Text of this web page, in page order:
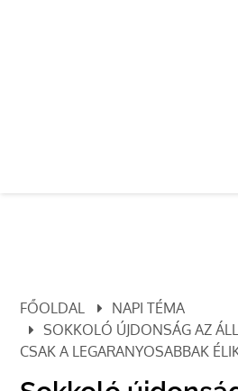
FŐOLDAL
NAPI TÉMA
SOKKOLÓ ÚJDONSÁG AZ
CSAK A LEGARANYOSABBAK